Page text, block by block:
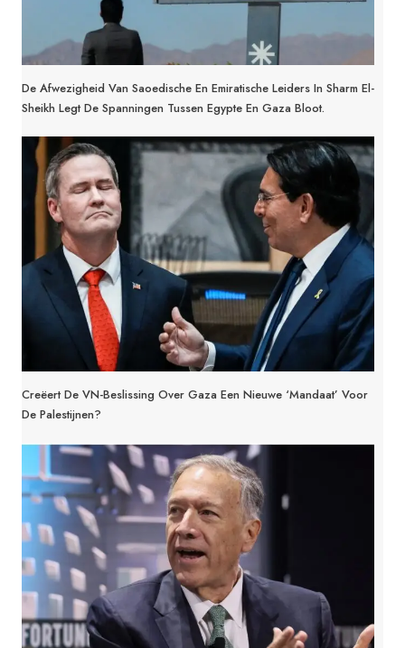
De Afwezigheid Van Saoedische En Emiratische Leiders In Sharm El-
Sheikh Legt De Spanningen Tussen Egypte En Gaza Bloot.
Creëert De VN-Beslissing Over Gaza Een Nieuwe ‘mandaat’ Voor
De Palestijnen?